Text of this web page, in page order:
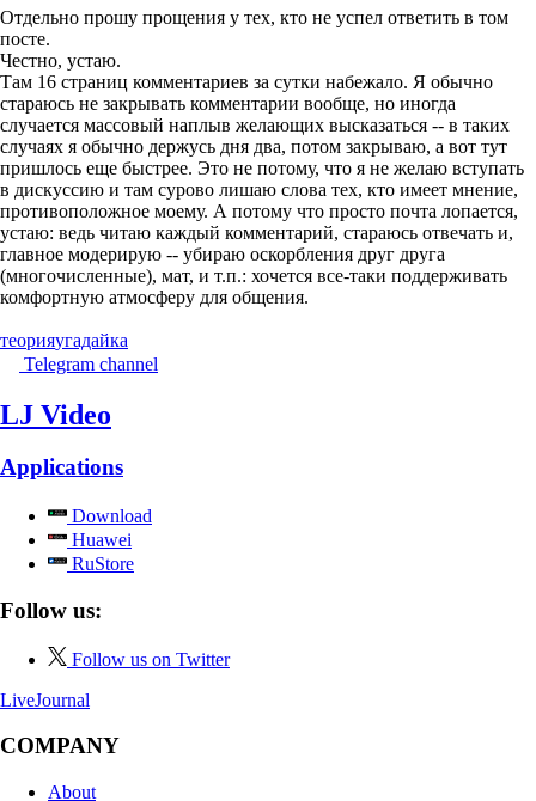
Отдельно прошу прощения у тех, кто не успел ответить в том
посте.
Честно, устаю.
Там 16 страниц комментариев за сутки набежало. Я обычно
стараюсь не закрывать комментарии вообще, но иногда
случается массовый наплыв желающих высказаться -- в таких
случаях я обычно держусь дня два, потом закрываю, а вот тут
пришлось еще быстрее. Это не потому, что я не желаю вступать
в дискуссию и там сурово лишаю слова тех, кто имеет мнение,
противоположное моему. А потому что просто почта лопается,
устаю: ведь читаю каждый комментарий, стараюсь отвечать и,
главное модерирую -- убираю оскорбления друг друга
(многочисленные), мат, и т.п.: хочется все-таки поддерживать
комфортную атмосферу для общения.
теорияугадайка
Telegram channel
LJ Video
Applications
Download
Huawei
RuStore
Follow us:
Follow us on Twitter
LiveJournal
COMPANY
About